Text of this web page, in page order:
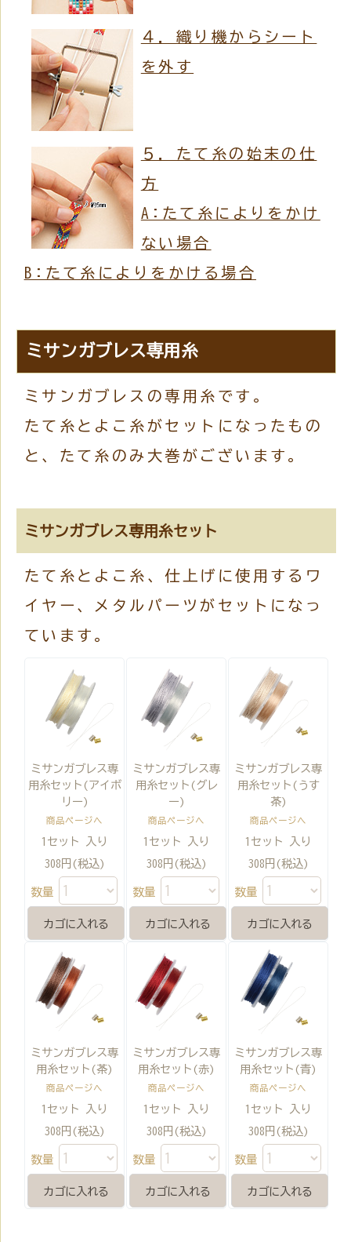
４．織り機からシート
を外す
５．たて糸の始末の仕
方
A:たて糸によりをかけ
ない場合
B:たて糸によりをかける場合
ミサンガブレス専用糸
ミサンガブレスの専用糸です。
たて糸とよこ糸がセットになったもの
と、たて糸のみ大巻がございます。
ミサンガブレス専用糸セット
たて糸とよこ糸、仕上げに使用するワ
イヤー、メタルパーツがセットになっ
ています。
ミサンガブレス専
用糸セット(アイボ
リー)
商品ページへ
1セット 入り
308円(税込)
数量
ミサンガブレス専
用糸セット(グレ
ー)
商品ページへ
1セット 入り
308円(税込)
数量
ミサンガブレス専
用糸セット(うす
茶)
商品ページへ
1セット 入り
308円(税込)
数量
ミサンガブレス専
用糸セット(茶)
商品ページへ
1セット 入り
308円(税込)
数量
ミサンガブレス専
用糸セット(赤)
商品ページへ
1セット 入り
308円(税込)
数量
ミサンガブレス専
用糸セット(青)
商品ページへ
1セット 入り
308円(税込)
数量